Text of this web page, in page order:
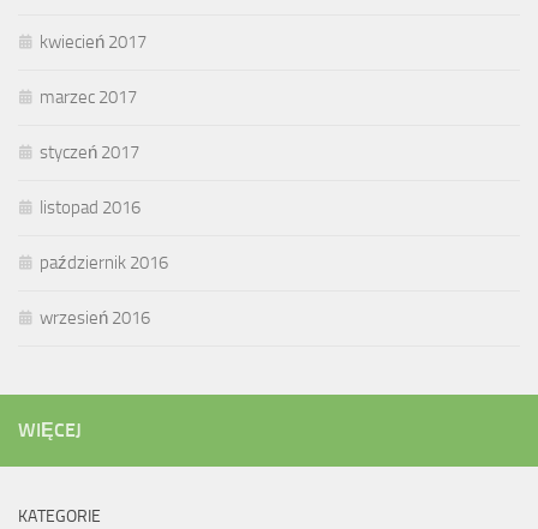
kwiecień 2017
marzec 2017
styczeń 2017
listopad 2016
październik 2016
wrzesień 2016
WIĘCEJ
KATEGORIE